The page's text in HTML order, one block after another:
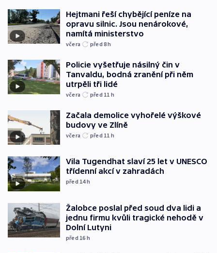
Hejtmani řeší chybějící peníze na
opravu silnic. Jsou nenárokové,
namítá ministerstvo
včera před 8h
Policie vyšetřuje násilný čin v
Tanvaldu, bodná zranění při něm
utrpěli tři lidé
včera před 11 h
Začala demolice vyhořelé výškové
budovy ve Zlíně
včera před 11 h
Vila Tugendhat slaví 25 let v UNESCO
třídenní akcí v zahradách
před 14h
Žalobce poslal před soud dva lidi a
jednu firmu kvůli tragické nehodě v
Dolní Lutyni
před 16 h